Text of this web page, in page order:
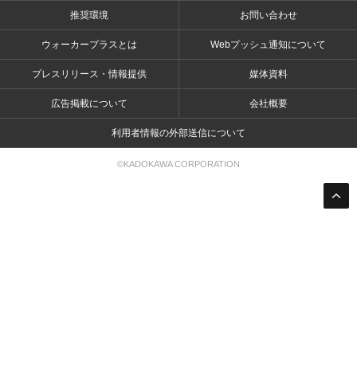
推奨環境 お問い合わせ
ウォーカープラスとは Webプッシュ通知について
プレスリリース・情報提供 媒体資料
広告掲載について 会社概要
利用者情報の外部送信について
©KADOKAWA CORPORATION